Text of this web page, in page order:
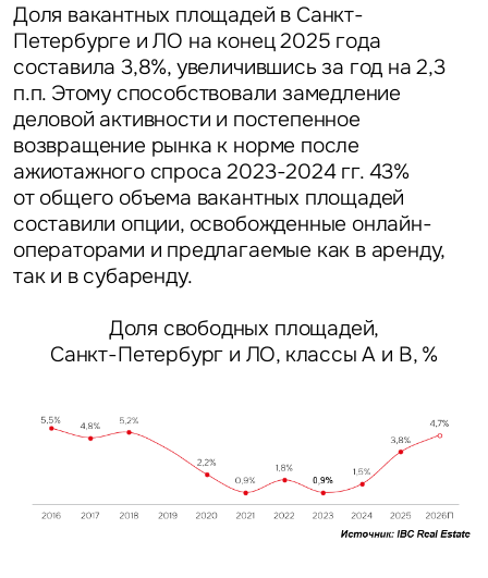
Доля вакантных площадей в Санкт-
Петербурге и ЛО на конец 2025 года
составила 3,8%, увеличившись за год на 2,3
п.п. Этому способствовали замедление
деловой активности и постепенное
возвращение рынка к норме после
ажиотажного спроса 2023-2024 гг. 43%
от общего объема вакантных площадей
составили опции, освобожденные онлайн-
операторами и предлагаемые как в аренду,
так и в субаренду.
Доля свободных площадей,
Санкт-Петербург и ЛО, классы А и В, %